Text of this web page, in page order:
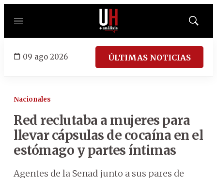
Menú
Mostrar
09 ago 2026 ÚLTIMAS NOTICIAS
Nacionales
Red reclutaba a mujeres para
llevar cápsulas de cocaína en el
estómago y partes íntimas
Agentes de la Senad junto a sus pares de